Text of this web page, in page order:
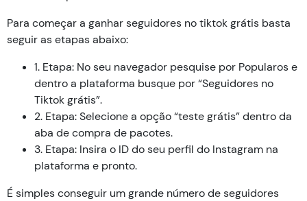
Para começar a ganhar seguidores no tiktok grátis basta
seguir as etapas abaixo:
1. Etapa: No seu navegador pesquise por Popularos e
dentro a plataforma busque por “Seguidores no
Tiktok grátis”.
2. Etapa: Selecione a opção “teste grátis” dentro da
aba de compra de pacotes.
3. Etapa: Insira o ID do seu perfil do Instagram na
plataforma e pronto.
É simples conseguir um grande número de seguidores